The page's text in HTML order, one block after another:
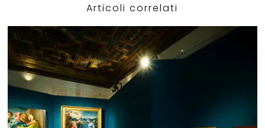
Articoli correlati